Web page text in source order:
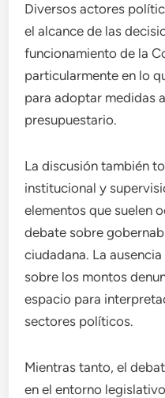
Diversos actores
el alcance de las
funcionamiento de la
particularmente en lo
para adoptar medidas
presupuestario.
La discusión también
institucional y
elementos que suelen
debate sobre
ciudadana. La
sobre los montos
espacio para
sectores políticos.
Mientras tanto, el
en el entorno